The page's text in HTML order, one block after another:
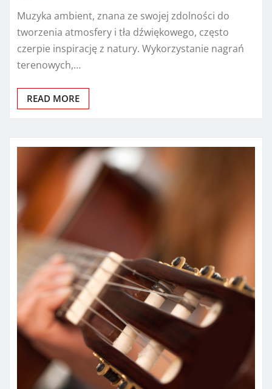
Muzyka ambient, znana ze swojej zdolności do
tworzenia atmosfery i tła dźwiękowego, często
czerpie inspirację z natury. Wykorzystanie nagrań
terenowych,…
READ MORE